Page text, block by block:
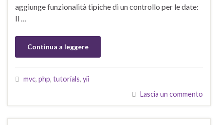
aggiunge funzionalità tipiche di un controllo per le date:
Il …
Continua a leggere
mvc, php, tutorials, yii
Lascia un commento